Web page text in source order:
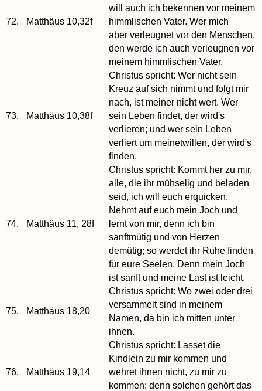
72. Matthäus 10,32f
will auch ich bekennen vor meinem
himmlischen Vater. Wer mich
aber verleugnet vor den Menschen,
den werde ich auch verleugnen vor
meinem himmlischen Vater.
73. Matthäus 10,38f
Christus spricht: Wer nicht sein
Kreuz auf sich nimmt und folgt mir
nach, ist meiner nicht wert. Wer
sein Leben findet, der wird's
verlieren; und wer sein Leben
verliert um meinetwillen, der wird's
finden.
74. Matthäus 11, 28f
Christus spricht: Kommt her zu mir,
alle, die ihr mühselig und beladen
seid, ich will euch erquicken.
Nehmt auf euch mein Joch und
lernt von mir, denn ich bin
sanftmütig und von Herzen
demütig; so werdet ihr Ruhe finden
für eure Seelen. Denn mein Joch
ist sanft und meine Last ist leicht.
75. Matthäus 18,20
Christus spricht: Wo zwei oder drei
versammelt sind in meinem
Namen, da bin ich mitten unter
ihnen.
76. Matthäus 19,14
Christus spricht: Lasset die
Kindlein zu mir kommen und
wehret ihnen nicht, zu mir zu
kommen; denn solchen gehört das